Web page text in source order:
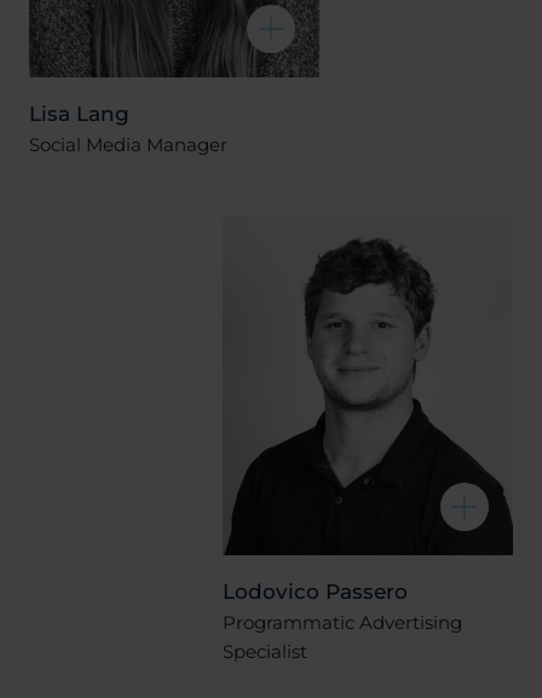
Lisa Lang
Social Media Manager
Lodovico Passero
Programmatic Advertising
Specialist